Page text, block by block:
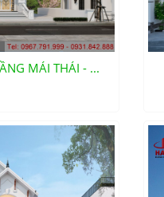
MÁI THÁI - ...